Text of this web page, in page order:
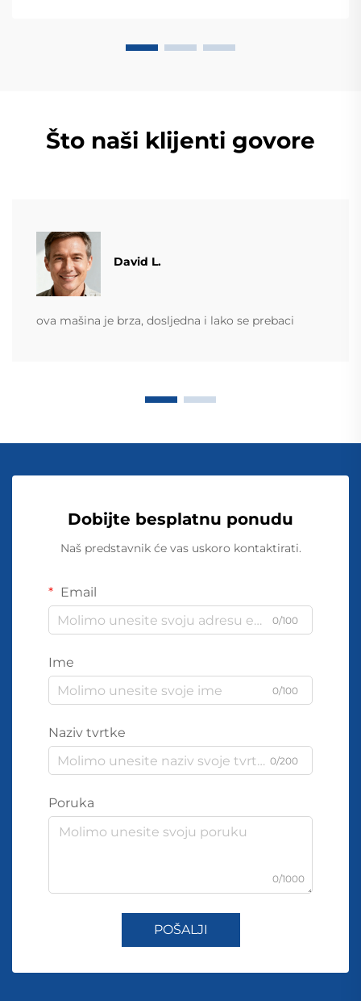
Što naši klijenti govore
David L.
ova mašina je brza, dosljedna i lako se prebaci
Dobijte besplatnu ponudu
Naš predstavnik će vas uskoro kontaktirati.
Email
0/100
Ime
0/100
Naziv tvrtke
0/200
Poruka
0/1000
POŠALJI